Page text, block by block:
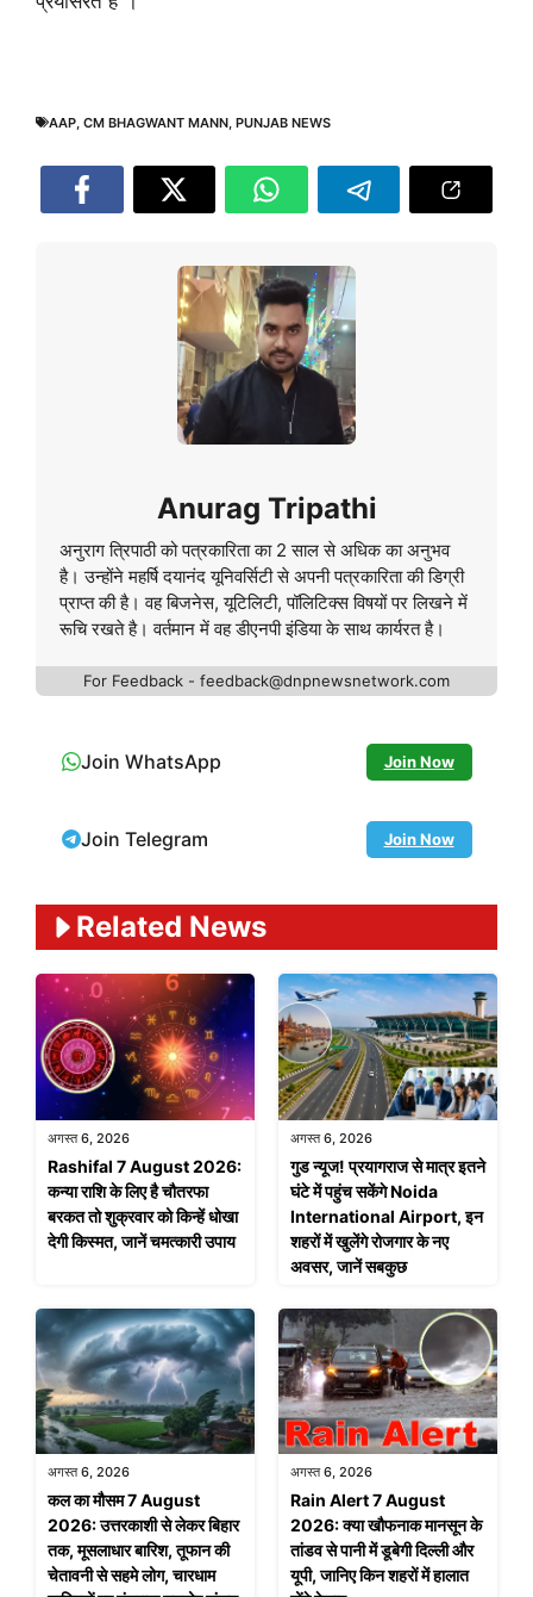
AAP CM BHAGWANT MANN PUNJAB NEWS
Anurag Tripathi
अनुराग त्रिपाठी को पत्रकारिता का 2 साल से अधिक का अनुभव
है। उन्होंने महर्षि दयानंद यूनिवर्सिटी से अपनी पत्रकारिता की डिग्री
प्राप्त की है। वह बिजनेस, यूटिलिटी, पॉलिटिक्स विषयों पर लिखने में
रूचि रखते है। वर्तमान में वह डीएनपी इंडिया के साथ कार्यरत है।
For Feedback - feedback@dnpnewsnetwork.com
Join WhatsApp Join Now
Join Telegram Join Now
Related News
अगस्त 6, 2026
Rashifal 7 August 2026:
कन्या राशि के लिए है चौतरफा
बरकत तो शुक्रवार को किन्हें धोखा
देगी किस्मत, जानें चमत्कारी उपाय
अगस्त 6, 2026
गुड न्यूज! प्रयागराज से मात्र इतने
घंटे में पहुंच सकेंगे Noida
International Airport, इन
शहरों में खुलेंगे रोजगार के नए
अवसर, जानें सबकुछ
अगस्त 6, 2026
कल का मौसम 7 August
2026: उत्तरकाशी से लेकर बिहार
तक, मूसलाधार बारिश, तूफान की
चेतावनी से सहमे लोग, चारधाम
अगस्त 6, 2026
Rain Alert 7 August
2026: क्या खौफनाक मानसून के
तांडव से पानी में डूबेगी दिल्ली और
यूपी, जानिए किन शहरों में हालात